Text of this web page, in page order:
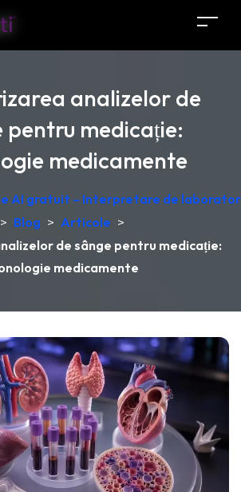
analizelor de
pentru medicație:
medicamente
AI gratuit – Interpretare de
> Blog > Articole >
de sânge pentru medicație:
medicamente